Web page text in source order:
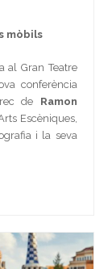
mòbils
al Gran Teatre
conferència
de Ramon
Escèniques,
i la seva